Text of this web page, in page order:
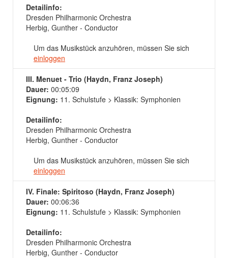
Detailinfo:
Dresden Philharmonic Orchestra
Herbig, Gunther - Conductor
Um das Musikstück anzuhören, müssen Sie sich
einloggen
III. Menuet - Trio (Haydn, Franz Joseph)
Dauer: 00:05:09
Eignung: 11. Schulstufe > Klassik: Symphonien
Detailinfo:
Dresden Philharmonic Orchestra
Herbig, Gunther - Conductor
Um das Musikstück anzuhören, müssen Sie sich
einloggen
IV. Finale: Spiritoso (Haydn, Franz Joseph)
Dauer: 00:06:36
Eignung: 11. Schulstufe > Klassik: Symphonien
Detailinfo:
Dresden Philharmonic Orchestra
Herbig, Gunther - Conductor